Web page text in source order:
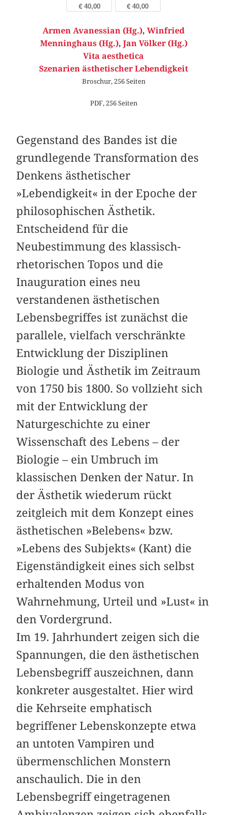
€ 40,00 € 40,00
Armen Avanessian (Hg.), Winfried
Menninghaus (Hg.), Jan Völker (Hg.)
Vita aesthetica
Szenarien ästhetischer Lebendigkeit
Broschur, 256 Seiten
PDF, 256 Seiten
Gegenstand des Bandes ist die
grundlegende Transformation des
Denkens ästhetischer
»Lebendigkeit« in der Epoche der
philosophischen Ästhetik.
Entscheidend für die
Neubestimmung des klassisch-
rhetorischen Topos und die
Inauguration eines neu
verstandenen ästhetischen
Lebensbegriffes ist zunächst die
parallele, vielfach verschränkte
Entwicklung der Disziplinen
Biologie und Ästhetik im Zeitraum
von 1750 bis 1800. So vollzieht sich
mit der Entwicklung der
Naturgeschichte zu einer
Wissenschaft des Lebens – der
Biologie – ein Umbruch im
klassischen Denken der Natur. In
der Ästhetik wiederum rückt
zeitgleich mit dem Konzept eines
ästhetischen »Belebens« bzw.
»Lebens des Subjekts« (Kant) die
Eigenständigkeit eines sich selbst
erhaltenden Modus von
Wahrnehmung, Urteil und »Lust« in
den Vordergrund.
Im 19. Jahrhundert zeigen sich die
Spannungen, die den ästhetischen
Lebensbegriff auszeichnen, dann
konkreter ausgestaltet. Hier wird
die Kehrseite emphatisch
begriffener Lebenskonzepte etwa
an untoten Vampiren und
übermenschlichen Monstern
anschaulich. Die in den
Lebensbegriff eingetragenen